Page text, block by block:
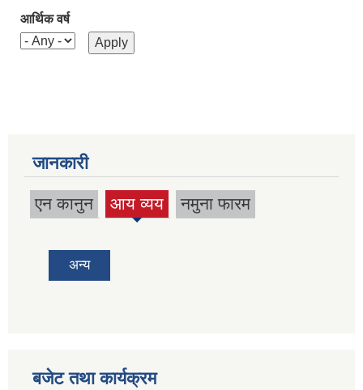
आर्थिक वर्ष
जानकारी
एन कानुन आय व्यय
(active
नमुना फारम
अन्य
बजेट तथा कार्यक्रम